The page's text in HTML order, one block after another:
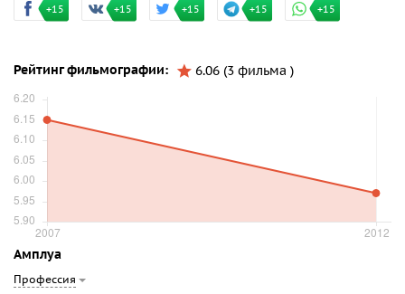
+15 +15 +15 +15 +15
Рейтинг фильмографии: 6.06 (3 фильма )
Амплуа
Профессия